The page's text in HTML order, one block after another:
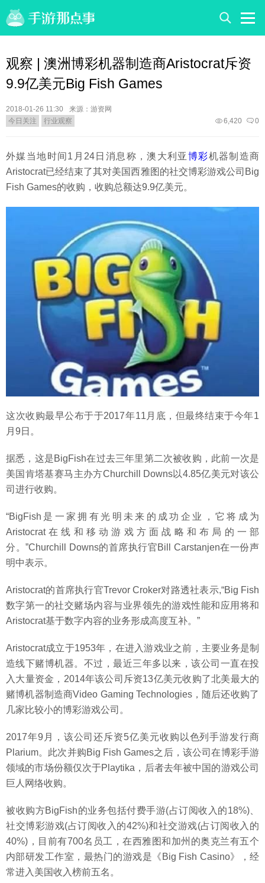
观察 | 澳洲博彩机器制造商Aristocrat斥资
9.9亿美元Big Fish Games
2018-01-26 11:30
来源：游资网
今日关注
行业观察 0
6,420
外媒当地时间1月24日消息称，澳大利亚 博彩机器制造商
Aristocrat已经结束了其对美国西雅图的社交博彩游戏公司Big
Fish Games的收购，收购总额达9.9亿美元。
这次收购最早公布于于2017年11月底，但最终结束于今年1
月9日。
据悉，这是BigFish在过去三年里第二次被收购，此前一次是
美国肯塔基赛马主办方Churchill Downs以4.85亿美元对该公
司进行收购。
“BigFish是一家拥有光明未来的成功企业，它将成为
Aristocrat在线和移动游戏方面战略和布局的一部
分。”Churchill Downs的首席执行官Bill Carstanjen在一份声
明中表示。
Aristocrat的首席执行官Trevor Croker对路透社表示,“Big Fish
数字第一的社交赌场内容与业界领先的游戏性能和应用将和
Aristocrat基于数字内容的业务形成高度互补。”
Aristocrat成立于1953年，在进入游戏业之前，主要业务是制
造线下赌博机器。不过，最近三年多以来，该公司一直在投
入大量资金，2014年该公司斥资13亿美元收购了北美最大的
赌博机器制造商Video Gaming Technologies，随后还收购了
几家比较小的博彩游戏公司。
2017年9月，该公司还斥资5亿美元收购以色列手游发行商
Plarium。此次并购Big Fish Games之后，该公司在博彩手游
领域的市场份额仅次于Playtika，后者去年被中国的游戏公司
巨人网络收购。
被收购方BigFish的业务包括付费手游(占订阅收入的18%)、
社交博彩游戏(占订阅收入的42%)和社交游戏(占订阅收入的
40%)，目前有700名员工，在西雅图和加州的奥克兰有五个
内部研发工作室，最热门的游戏是《Big Fish Casino》，经
常进入美国收入榜前五名。